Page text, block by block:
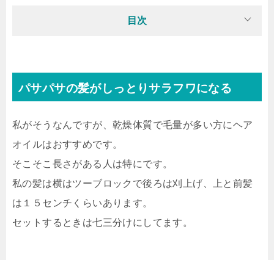
目次
パサパサの髪がしっとりサラフワになる
私がそうなんですが、乾燥体質で毛量が多い方にヘア
オイルはおすすめです。
そこそこ長さがある人は特にです。
私の髪は横はツーブロックで後ろは刈上げ、上と前髪
は１５センチくらいあります。
セットするときは七三分けにしてます。